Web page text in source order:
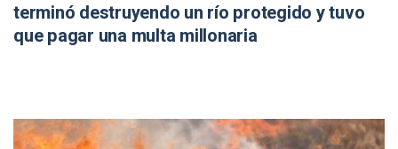
terminó destruyendo un río protegido y tuvo
que pagar una multa millonaria